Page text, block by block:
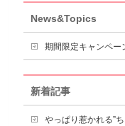
News&Topics
期間限定キャンペー
新着記事
やっぱり惹かれる”